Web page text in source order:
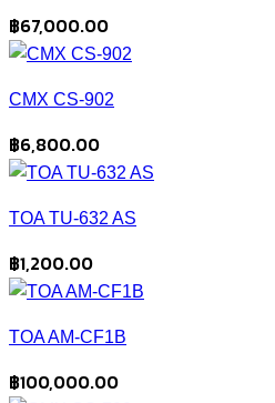
฿67,000.00
CMX CS-902
฿6,800.00
TOA TU-632 AS
฿1,200.00
TOA AM-CF1B
฿100,000.00